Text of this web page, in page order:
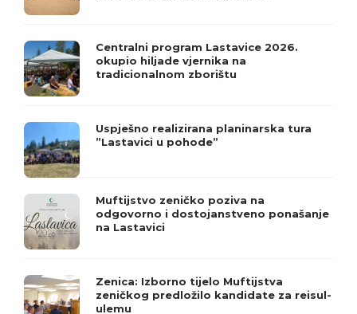
Centralni program Lastavice 2026.
okupio hiljade vjernika na
tradicionalnom zborištu
Uspješno realizirana planinarska tura
”Lastavici u pohode”
Muftijstvo zeničko poziva na
odgovorno i dostojanstveno ponašanje
na Lastavici
Zenica: Izborno tijelo Muftijstva
zeničkog predložilo kandidate za reisul-
ulemu